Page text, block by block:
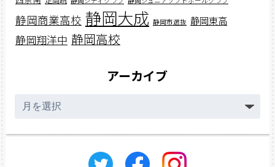
静岡商業高校 静岡大成 静岡市選抜 静岡東高
静岡翔洋中 静岡高校
アーカイブ
ー